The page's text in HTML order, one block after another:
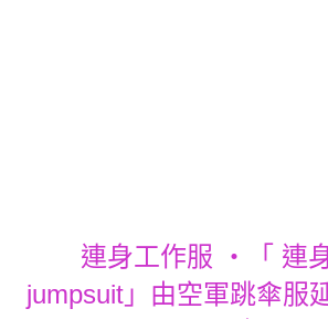
連身工作服 ‧「 連
jumpsuit」由空軍跳傘服